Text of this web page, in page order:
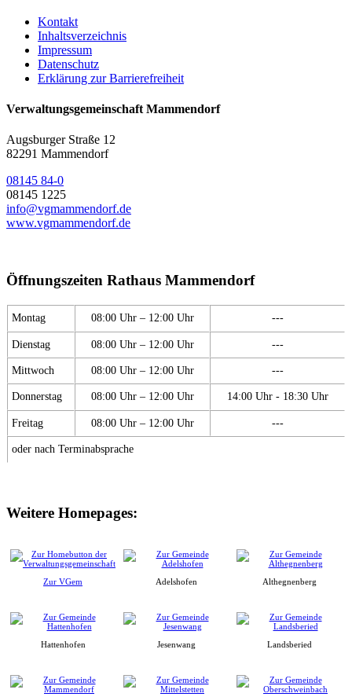
Kontakt
Inhaltsverzeichnis
Impressum
Datenschutz
Erklärung zur Barrierefreiheit
Verwaltungsgemeinschaft Mammendorf
Augsburger Straße 12
82291 Mammendorf
08145 84-0
08145 1225
info@vgmammendorf.de
www.vgmammendorf.de
Öffnungszeiten Rathaus Mammendorf
Montag 08:00 Uhr – 12:00 Uhr ---
Dienstag 08:00 Uhr – 12:00 Uhr ---
Mittwoch 08:00 Uhr – 12:00 Uhr ---
Donnerstag 08:00 Uhr – 12:00 Uhr 14:00 Uhr - 18:30 Uhr
Freitag 08:00 Uhr – 12:00 Uhr ---
oder nach Terminabsprache
Weitere Homepages:
Zur VGem Adelshofen Althegnenberg
Hattenhofen Jesenwang Landsberied